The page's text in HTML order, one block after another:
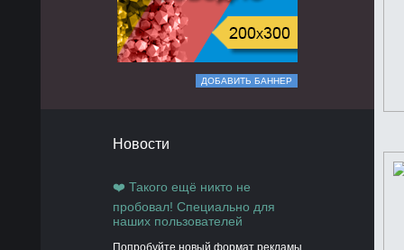
ДОБАВИТЬ БАННЕР
Новости
❤️ Такого ещё никто не
пробовал! Специально для
наших пользователей
Попробуйте новый формат рекламы